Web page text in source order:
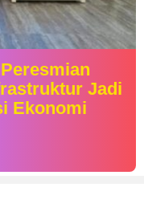
Jadi
Ekonomi